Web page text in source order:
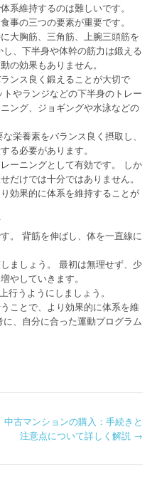
系維持するのは難しいです。
事の三つの要素が重要です。
大胸筋、三角筋、上腕三頭筋を
、下半身や体幹の筋力は鍛える
の効果もありません。
ンス良く鍛えることが大切で
やランジなどの下半身のトレー
ング、ジョギングや水泳などの
栄養素をバランス良く摂取し、
る必要があります。
ーニングとして有効です。 しか
だけでは十分ではありません。
効果的に体系を維持することが
。 背筋を伸ばし、体を一直線に
ましょう。 最初は無理せず、少
やしていきます。
行うようにしましょう。
ことで、より効果的に体系を維
、自分に合った運動プログラム
中古マンションの購入：手続きと
注意点について詳しく解説 →